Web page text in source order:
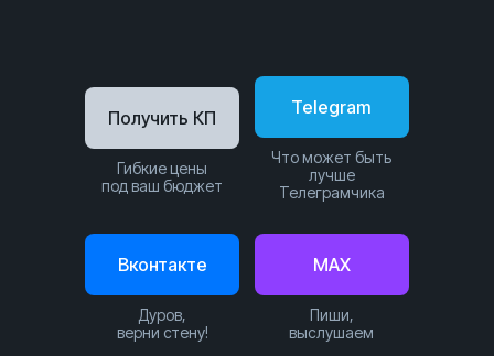
Telegram
Что может быть
лучше
Телеграмчика
Вконтакте
Дуров,
верни стену!
Получить КП
Гибкие цены
под ваш бюджет
MAX
Пиши,
выслушаем